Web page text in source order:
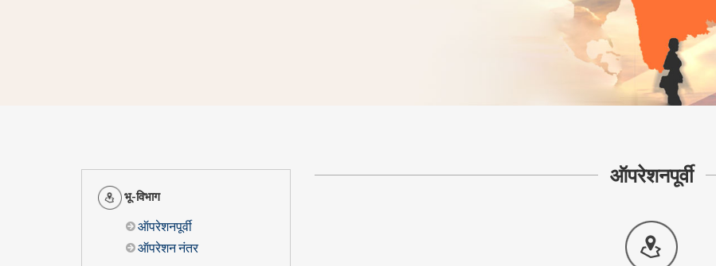
भू-विभाग
ऑपरेशनपूर्वी
ऑपरेशन नंतर
ऑपरेशनपूर्वी